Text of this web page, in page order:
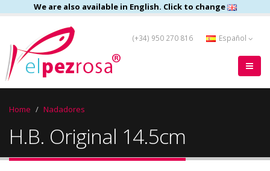
We are also available in English. Click to change
(+34) 950 270 816 Español
Home Nadadores
H.B. Original 14.5cm